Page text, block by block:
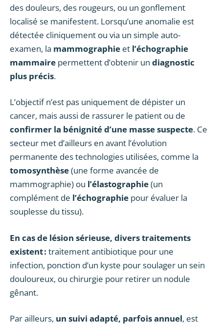
des douleurs, des rougeurs, ou un gonflement
localisé se manifestent. Lorsqu’une anomalie est
détectée cliniquement ou via un simple auto-
examen, la mammographie et l’échographie
mammaire permettent d’obtenir un diagnostic
plus précis.
L’objectif n’est pas uniquement de dépister un
cancer, mais aussi de rassurer le patient ou de
confirmer la bénignité d’une masse suspecte. Ce
secteur met d’ailleurs en avant l’évolution
permanente des technologies utilisées, comme la
tomosynthèse(une forme avancée de
mammographie) ou l’élastographie(un
complément de l’échographie pour évaluer la
souplesse du tissu).
En cas de lésion sérieuse, divers traitements
existent : traitement antibiotique pour une
infection, ponction d’un kyste pour soulager un sein
douloureux, ou chirurgie pour retirer un nodule
gênant.
Par ailleurs, un suivi adapté, parfois annuel, est